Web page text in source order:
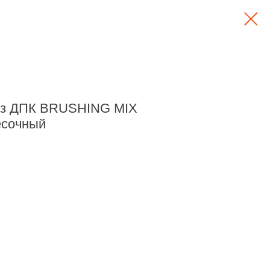
ДПК BRUSHING MIX